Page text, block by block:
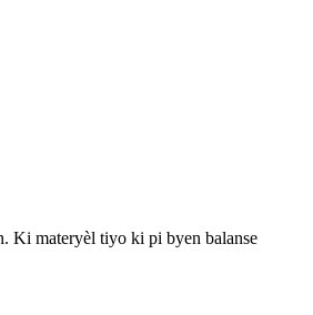
Ki materyèl tiyo ki pi byen balanse